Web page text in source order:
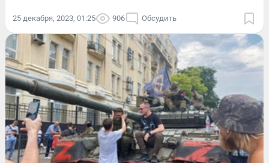
25 декабря, 2023, 01:25 906 Обсудить